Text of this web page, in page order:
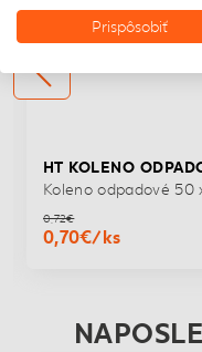
HT KOLENO
Koleno odpadové 50
0,72€
0,70€/ks
Prispôsobiť